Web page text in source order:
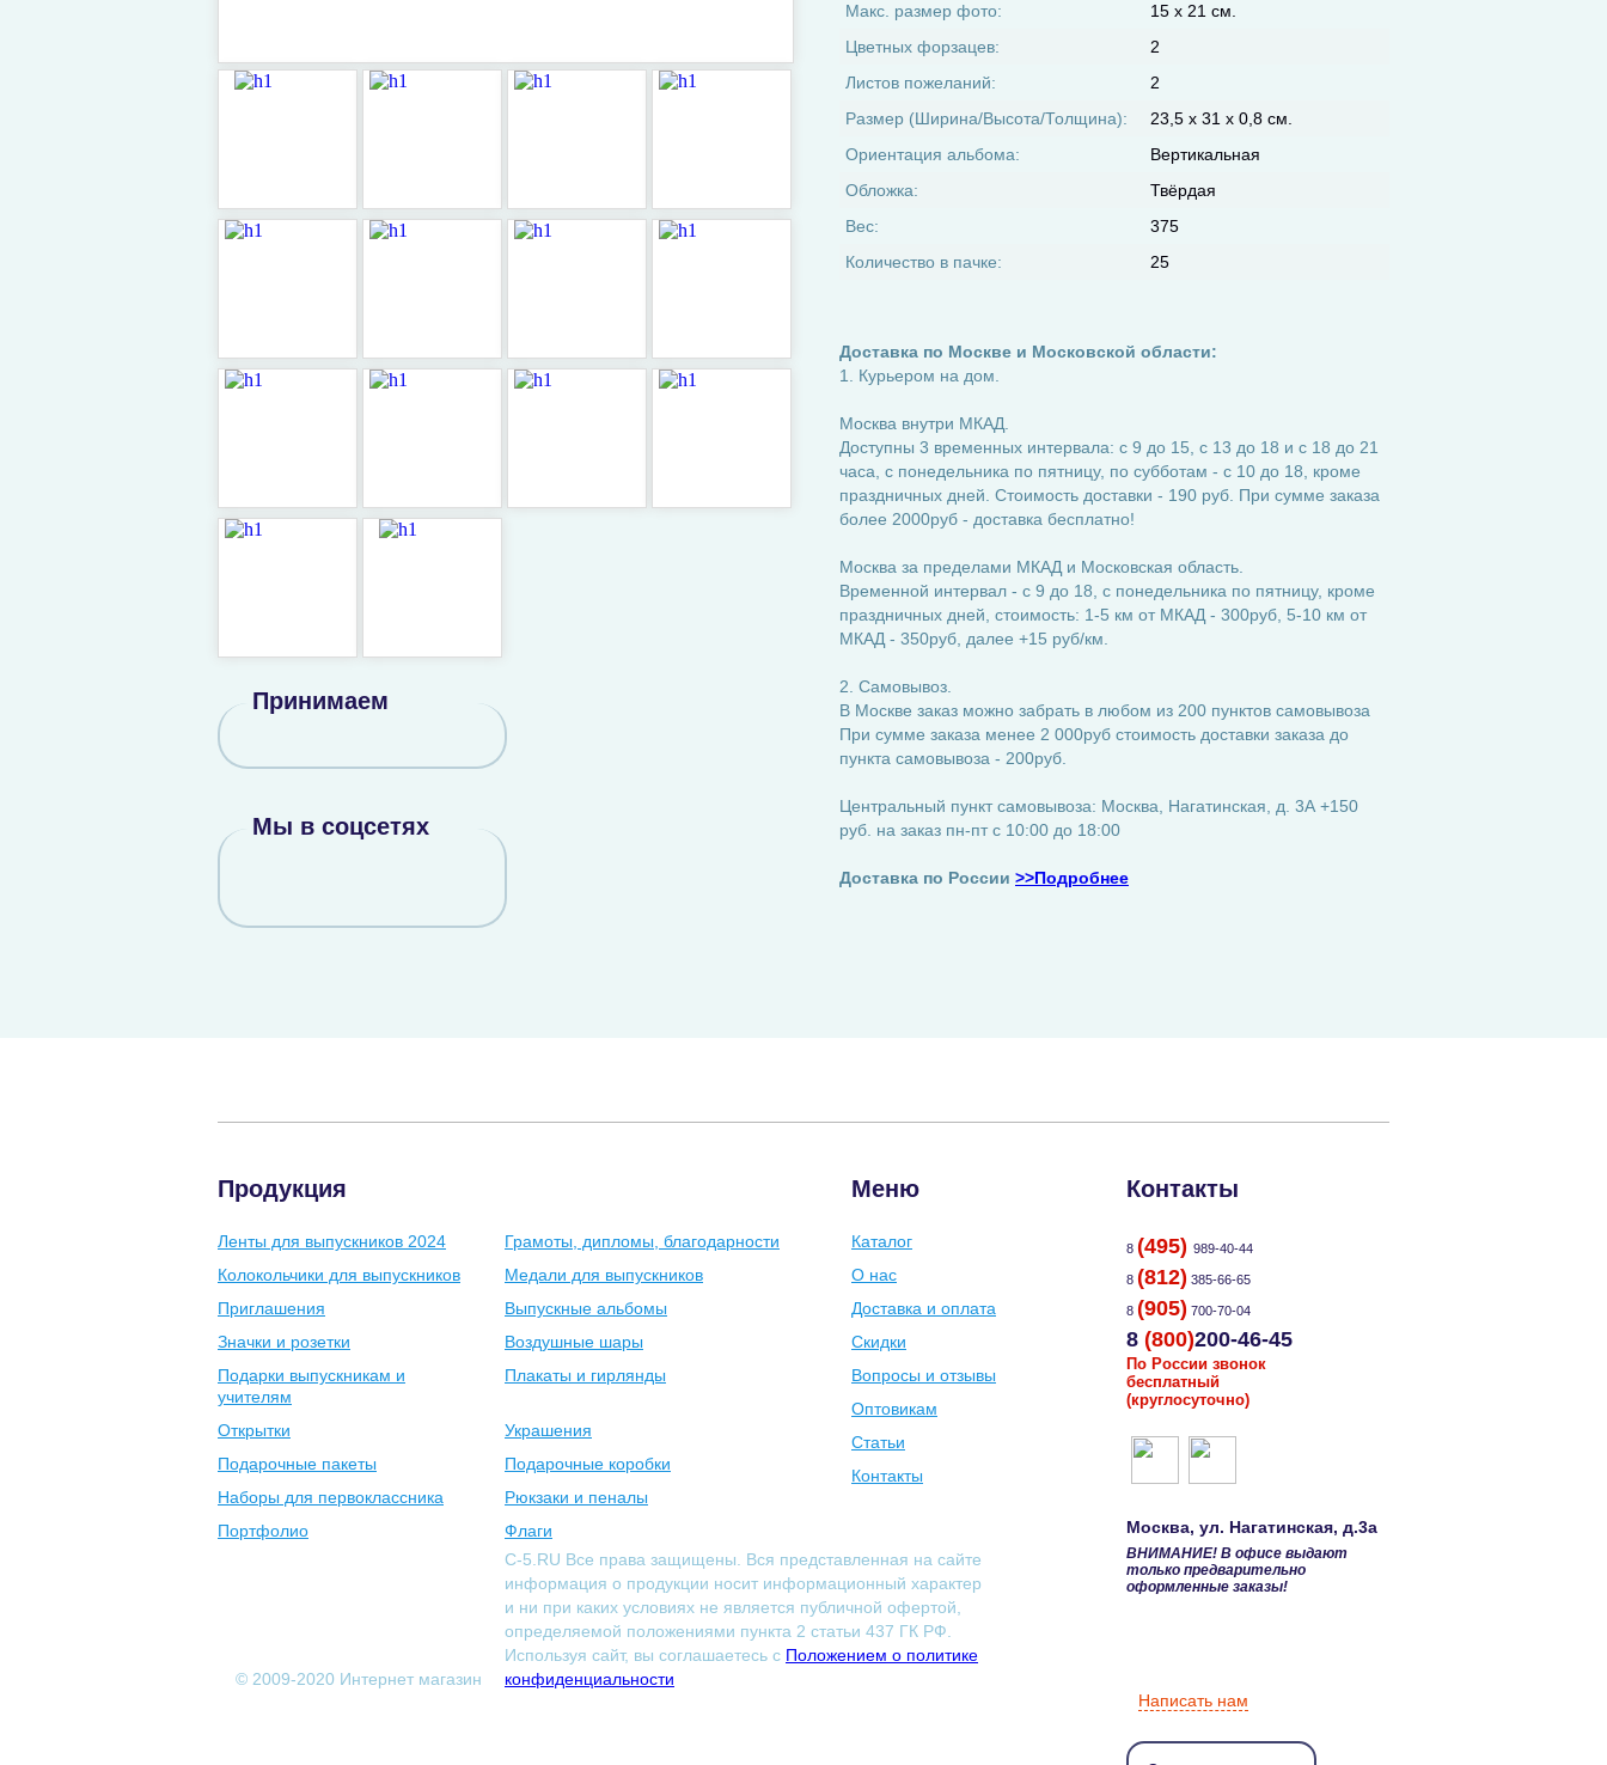
Макс. размер фото:
15 х 21 см.
Цветных форзацев:
2
Листов пожеланий:
2
Размер (Ширина/Высота/Толщина):
23,5 х 31 х 0,8 см.
Ориентация альбома:
Вертикальная
Обложка:
Твёрдая
Вес:
375
Количество в пачке:
25
Доставка по Москве и Московской области:
1. Курьером на дом.
Москва внутри МКАД.
Доступны 3 временных интервала: с 9 до 15, с 13 до 18 и с 18 до 21
часа, с понедельника по пятницу, по субботам - с 10 до 18, кроме
праздничных дней. Стоимость доставки - 190 руб. При сумме заказа
более 2000руб - доставка бесплатно!
Москва за пределами МКАД и Московская область.
Временной интервал - с 9 до 18, с понедельника по пятницу, кроме
праздничных дней, стоимость: 1-5 км от МКАД - 300руб, 5-10 км от
МКАД - 350руб, далее +15 руб/км.
2. Самовывоз.
В Москве заказ можно забрать в любом из 200 пунктов самовывоза
При сумме заказа менее 2 000руб стоимость доставки заказа до
пункта самовывоза - 200руб.
Центральный пункт самовывоза: Москва, Нагатинская, д. 3А +150
руб. на заказ пн-пт с 10:00 до 18:00
Доставка по России >>Подробнее
Принимаем
Мы в соцсетях
Продукция
Ленты для выпускников 2024
Грамоты, дипломы, благодарности
Колокольчики для выпускников
Медали для выпускников
Приглашения
Выпускные альбомы
Значки и розетки
Воздушные шары
Подарки выпускникам и
учителям
Плакаты и гирлянды
Открытки
Украшения
Подарочные пакеты
Подарочные коробки
Наборы для первоклассника
Рюкзаки и пеналы
Портфолио
Флаги
Меню
Каталог
О нас
Доставка и оплата
Скидки
Вопросы и отзывы
Оптовикам
Статьи
Контакты
Контакты
8 (495) 989-40-44
8 (812) 385-66-65
8 (905) 700-70-04
8 (800)200-46-45
По России звонок
бесплатный
(круглосуточно)
Москва, ул. Нагатинская, д.3а
ВНИМАНИЕ! В офисе выдают
только предварительно
оформленные заказы!
Написать нам
© 2009-2020 Интернет магазин
С-5.RU Все права защищены. Вся представленная на сайте
информация о продукции носит информационный характер
и ни при каких условиях не является публичной офертой,
определяемой положениями пункта 2 статьи 437 ГК РФ.
Используя сайт, вы соглашаетесь с Положением о политике
конфиденциальности